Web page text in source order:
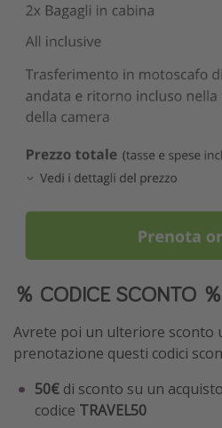
％ CODICE SCONTO ％
Avrete poi un ulteriore sconto
prenotazione questi codici
50€ di sconto su un
codice TRAVEL50